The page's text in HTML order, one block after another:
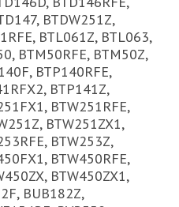
BTDW251Z,
BTL061Z, BTL063,
BTM50RFE, BTM50Z,
BTP140RFE,
BTP141Z,
BTW251RFE,
BTW251ZX1,
BTW253Z,
BTW450RFE,
BTW450ZX1,
BUB182Z,